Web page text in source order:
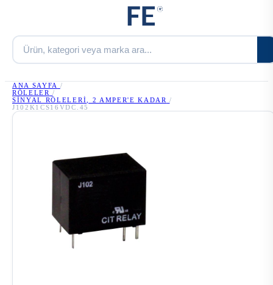
ANA SAYFA /
RÖLELER
/
SINYAL RÖLELERI, 2 AMPER'E KADAR
/
J102K1CS16VDC.45